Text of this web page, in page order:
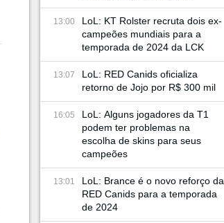
13:00
LoL: KT Rolster recruta dois ex-
campeões mundiais para a
temporada de 2024 da LCK
13:07
LoL: RED Canids oficializa
retorno de Jojo por R$ 300 mil
16:05
LoL: Alguns jogadores da T1
podem ter problemas na
escolha de skins para seus
campeões
13:01
LoL: Brance é o novo reforço da
RED Canids para a temporada
de 2024